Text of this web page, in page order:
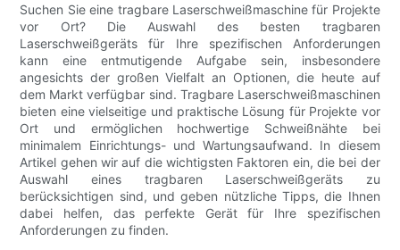
Suchen Sie eine tragbare Laserschweißmaschine für Projekte
vor Ort? Die Auswahl des besten tragbaren
Laserschweißgeräts für Ihre spezifischen Anforderungen
kann eine entmutigende Aufgabe sein, insbesondere
angesichts der großen Vielfalt an Optionen, die heute auf
dem Markt verfügbar sind. Tragbare Laserschweißmaschinen
bieten eine vielseitige und praktische Lösung für Projekte vor
Ort und ermöglichen hochwertige Schweißnähte bei
minimalem Einrichtungs- und Wartungsaufwand. In diesem
Artikel gehen wir auf die wichtigsten Faktoren ein, die bei der
Auswahl eines tragbaren Laserschweißgeräts zu
berücksichtigen sind, und geben nützliche Tipps, die Ihnen
dabei helfen, das perfekte Gerät für Ihre spezifischen
Anforderungen zu finden.